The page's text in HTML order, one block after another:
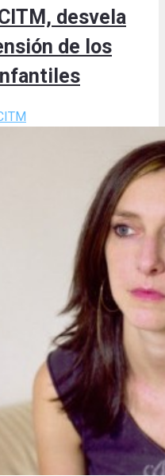
desvela
de los